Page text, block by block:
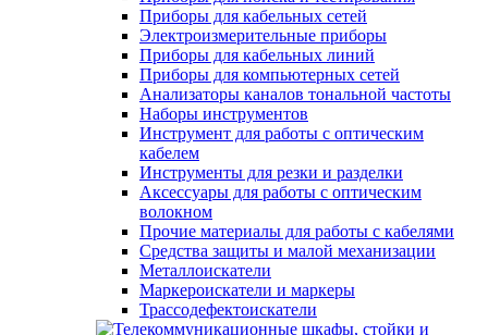
Приборы для кабельных сетей
Электроизмерительные приборы
Приборы для кабельных линий
Приборы для компьютерных сетей
Анализаторы каналов тональной частоты
Наборы инструментов
Инструмент для работы с оптическим
кабелем
Инструменты для резки и разделки
Аксессуары для работы с оптическим
волокном
Прочие материалы для работы с кабелями
Средства защиты и малой механизации
Металлоискатели
Маркероискатели и маркеры
Трассодефектоискатели